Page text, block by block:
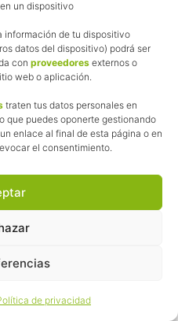
un dispositivo
información de tu dispositivo
datos del dispositivo) podrá ser
con proveedores externos o
web o aplicación.
traten tus datos personales en
que puedes oponerte gestionando
enlace al final de esta página o en
el consentimiento.
de privacidad